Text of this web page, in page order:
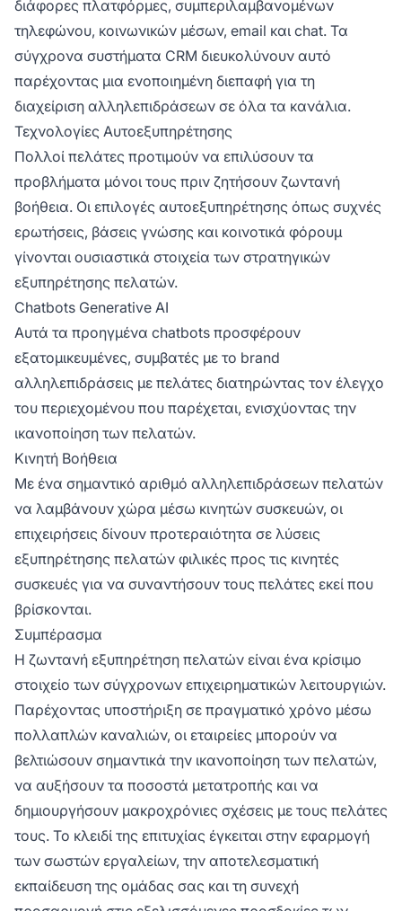
διάφορες πλατφόρμες, συμπεριλαμβανομένων
τηλεφώνου, κοινωνικών μέσων, email και chat. Τα
σύγχρονα συστήματα CRM διευκολύνουν αυτό
παρέχοντας μια ενοποιημένη διεπαφή για τη
διαχείριση αλληλεπιδράσεων σε όλα τα κανάλια.
Τεχνολογίες Αυτοεξυπηρέτησης
Πολλοί πελάτες προτιμούν να επιλύσουν τα
προβλήματα μόνοι τους πριν ζητήσουν ζωντανή
βοήθεια. Οι επιλογές αυτοεξυπηρέτησης όπως συχνές
ερωτήσεις, βάσεις γνώσης και κοινοτικά φόρουμ
γίνονται ουσιαστικά στοιχεία των στρατηγικών
εξυπηρέτησης πελατών.
Chatbots Generative AI
Αυτά τα προηγμένα chatbots προσφέρουν
εξατομικευμένες, συμβατές με το brand
αλληλεπιδράσεις με πελάτες διατηρώντας τον έλεγχο
του περιεχομένου που παρέχεται, ενισχύοντας την
ικανοποίηση των πελατών.
Κινητή Βοήθεια
Με ένα σημαντικό αριθμό αλληλεπιδράσεων πελατών
να λαμβάνουν χώρα μέσω κινητών συσκευών, οι
επιχειρήσεις δίνουν προτεραιότητα σε λύσεις
εξυπηρέτησης πελατών φιλικές προς τις κινητές
συσκευές για να συναντήσουν τους πελάτες εκεί που
βρίσκονται.
Συμπέρασμα
Η ζωντανή εξυπηρέτηση πελατών είναι ένα κρίσιμο
στοιχείο των σύγχρονων επιχειρηματικών λειτουργιών.
Παρέχοντας υποστήριξη σε πραγματικό χρόνο μέσω
πολλαπλών καναλιών, οι εταιρείες μπορούν να
βελτιώσουν σημαντικά την ικανοποίηση των πελατών,
να αυξήσουν τα ποσοστά μετατροπής και να
δημιουργήσουν μακροχρόνιες σχέσεις με τους πελάτες
τους. Το κλειδί της επιτυχίας έγκειται στην εφαρμογή
των σωστών εργαλείων, την αποτελεσματική
εκπαίδευση της ομάδας σας και τη συνεχή